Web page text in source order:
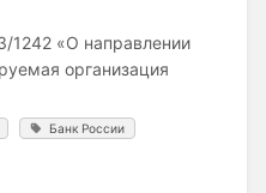
1242 «О направлении
организация
Банк России